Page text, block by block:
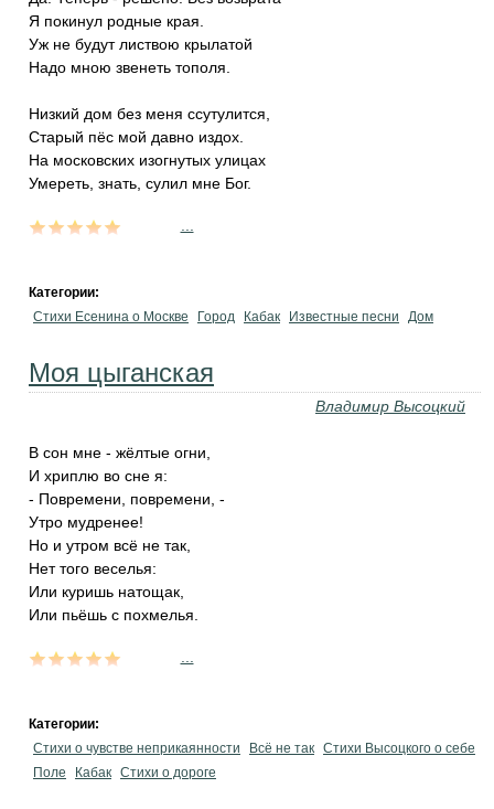
Я покинул родные края.
Уж не будут листвою крылатой
Надо мною звенеть тополя.
Низкий дом без меня ссутулится,
Старый пёс мой давно издох.
На московских изогнутых улицах
Умереть, знать, сулил мне Бог.
Категории:
Стихи Есенина о Москве
Город Кабак Известные песни Дом
Моя цыганская
Владимир Высоцкий
В сон мне - жёлтые огни,
И хриплю во сне я:
- Повремени, повремени, -
Утро мудренее!
Но и утром всё не так,
Нет того веселья:
Или куришь натощак,
Или пьёшь с похмелья.
Категории:
Стихи о чувстве неприкаянности
Всё не так Стихи Высоцкого о себе
Поле
Кабак Стихи о дороге